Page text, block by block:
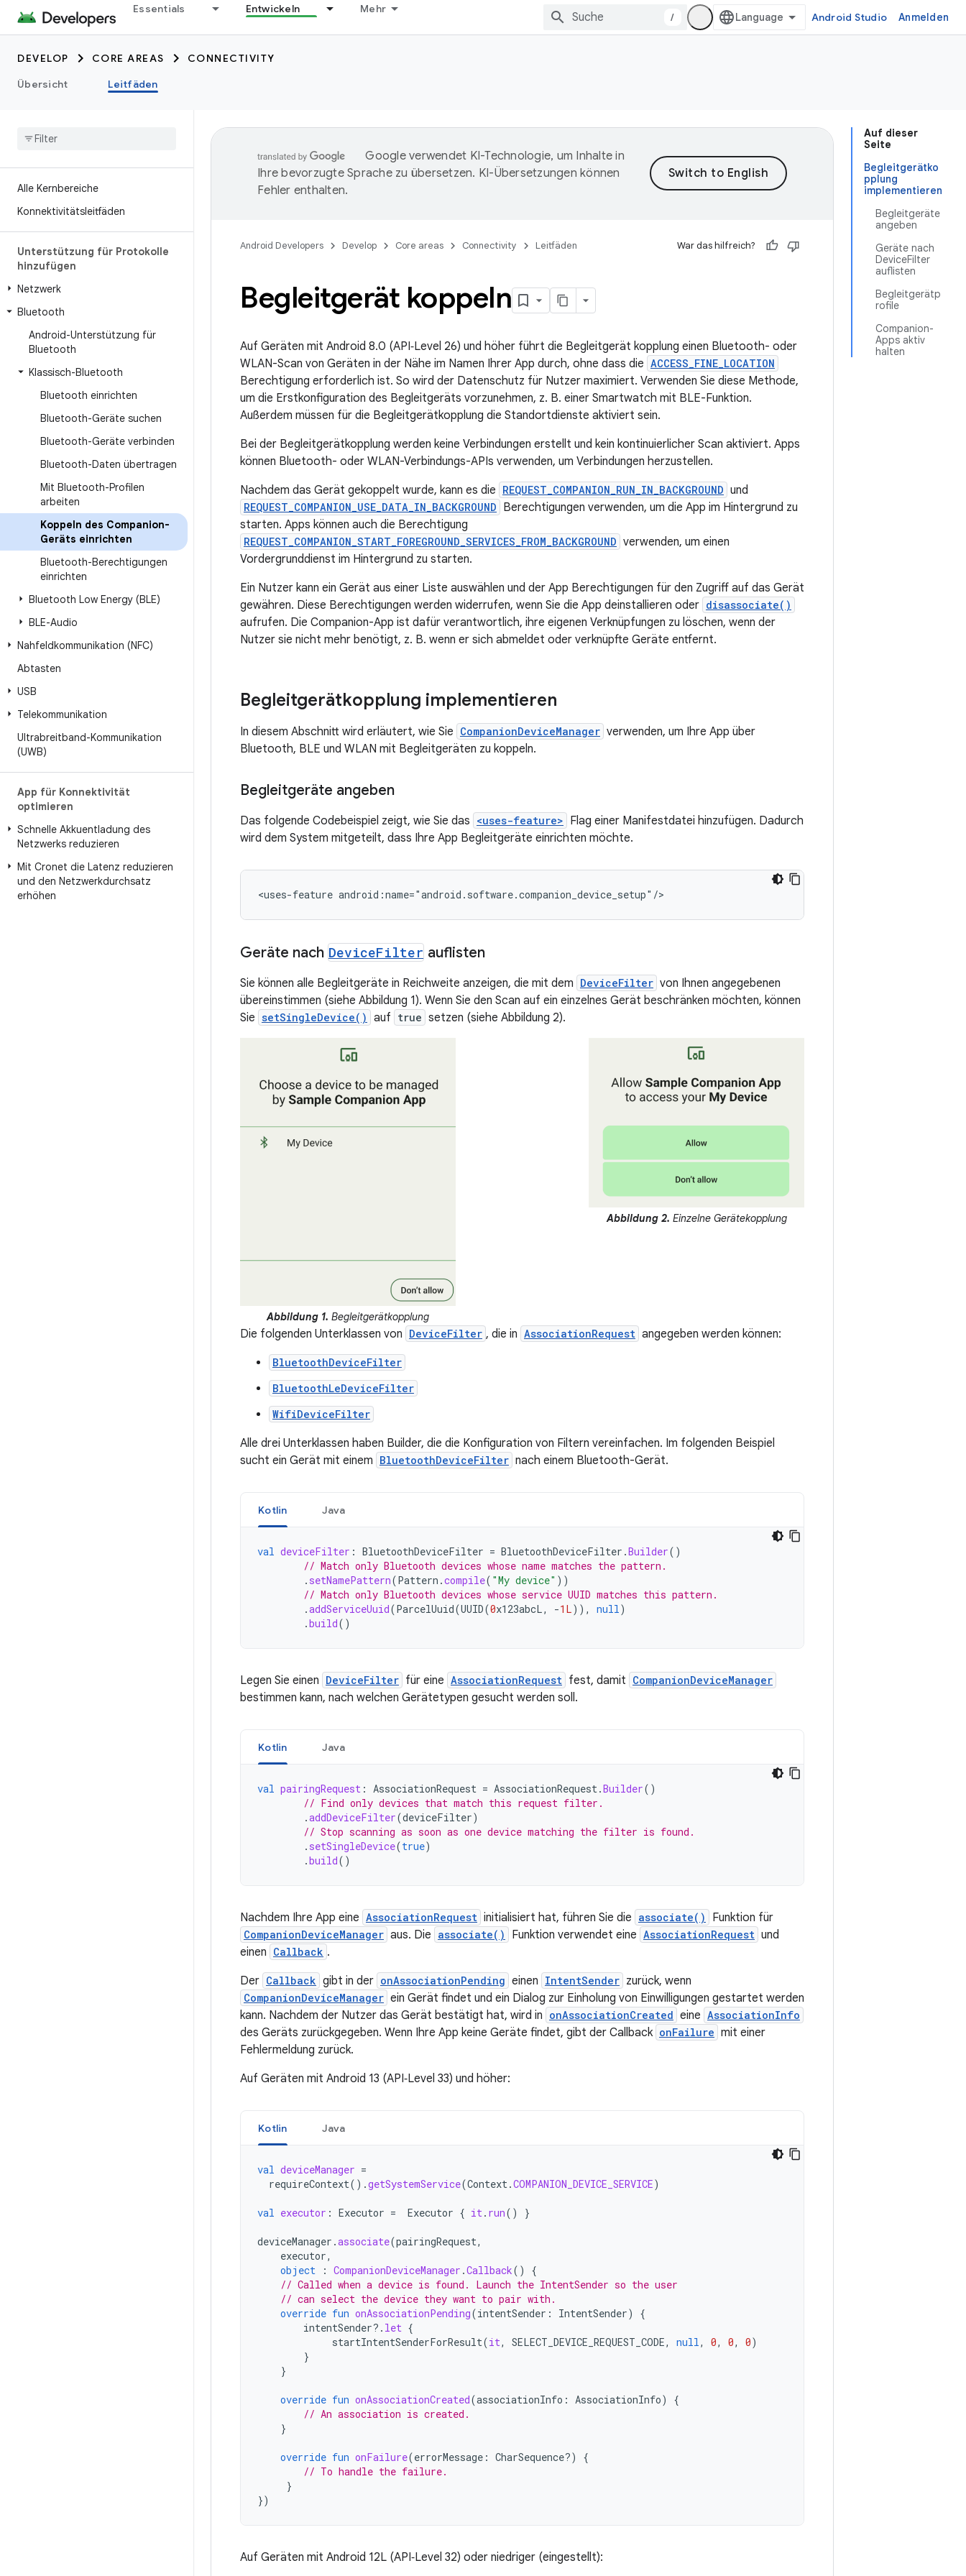
Essentials Entwickeln Mehr
/ Android Studio Anmelden
DEVELOP CORE AREAS
CONNECTIVITY
Übersicht
Leitfäden
Alle Kernbereiche
Konnektivitätsleitfäden
Unterstützung für Protokolle
hinzufügen
Netzwerk
Bluetooth
Android-Unterstützung für
Bluetooth
Klassisch-Bluetooth
Bluetooth einrichten
Bluetooth-Geräte suchen
Bluetooth-Geräte verbinden
Bluetooth-Daten übertragen
Mit Bluetooth-Profilen
arbeiten
Koppeln des Companion-
Geräts einrichten
Bluetooth-Berechtigungen
einrichten
Bluetooth Low Energy (BLE)
BLE-Audio
Nahfeldkommunikation (NFC)
Abtasten
USB
Telekommunikation
Ultrabreitband-Kommunikation
(UWB)
App für Konnektivität
optimieren
Schnelle Akkuentladung des
Netzwerks reduzieren
Mit Cronet die Latenz reduzieren
und den Netzwerkdurchsatz
erhöhen
Auf dieser
Seite
Begleitgerätko
pplung
implementieren
Begleitgeräte
angeben
Geräte nach
DeviceFilter
auflisten
Begleitgerätp
rofile
Companion-
Apps aktiv
halten
Google verwendet KI-Technologie, um Inhalte in
Ihre bevorzugte Sprache zu übersetzen. KI-Übersetzungen können
Fehler enthalten.
Android Developers Develop Core areas Connectivity Leitfäden War das hilfreich?
Begleitgerät koppeln
Auf Geräten mit Android 8.0 (API‑Level 26) und höher führt die Begleitgerät kopplung einen Bluetooth- oder
WLAN-Scan von Geräten in der Nähe im Namen Ihrer App durch, ohne dass die ACCESS_FINE_LOCATION
Berechtigung erforderlich ist. So wird der Datenschutz für Nutzer maximiert. Verwenden Sie diese Methode,
um die Erstkonfiguration des Begleitgeräts vorzunehmen, z. B. einer Smartwatch mit BLE-Funktion.
Außerdem müssen für die Begleitgerätkopplung die Standortdienste aktiviert sein.
Bei der Begleitgerätkopplung werden keine Verbindungen erstellt und kein kontinuierlicher Scan aktiviert. Apps
können Bluetooth- oder WLAN-Verbindungs-APIs verwenden, um Verbindungen herzustellen.
Nachdem das Gerät gekoppelt wurde, kann es die REQUEST_COMPANION_RUN_IN_BACKGROUND und
REQUEST_COMPANION_USE_DATA_IN_BACKGROUND Berechtigungen verwenden, um die App im Hintergrund zu
starten. Apps können auch die Berechtigung
REQUEST_COMPANION_START_FOREGROUND_SERVICES_FROM_BACKGROUND verwenden, um einen
Vordergrunddienst im Hintergrund zu starten.
Ein Nutzer kann ein Gerät aus einer Liste auswählen und der App Berechtigungen für den Zugriff auf das Gerät
gewähren. Diese Berechtigungen werden widerrufen, wenn Sie die App deinstallieren oder disassociate()
aufrufen. Die Companion-App ist dafür verantwortlich, ihre eigenen Verknüpfungen zu löschen, wenn der
Nutzer sie nicht mehr benötigt, z. B. wenn er sich abmeldet oder verknüpfte Geräte entfernt.
Begleitgerätkopplung implementieren
In diesem Abschnitt wird erläutert, wie Sie CompanionDeviceManager verwenden, um Ihre App über
Bluetooth, BLE und WLAN mit Begleitgeräten zu koppeln.
Begleitgeräte angeben
Das folgende Codebeispiel zeigt, wie Sie das <uses-feature> Flag einer Manifestdatei hinzufügen. Dadurch
wird dem System mitgeteilt, dass Ihre App Begleitgeräte einrichten möchte.
<uses-feature
Geräte nach DeviceFilter auflisten
Sie können alle Begleitgeräte in Reichweite anzeigen, die mit dem DeviceFilter von Ihnen angegebenen
übereinstimmen (siehe Abbildung 1). Wenn Sie den Scan auf ein einzelnes Gerät beschränken möchten, können
Sie setSingleDevice() auf true setzen (siehe Abbildung 2).
Abbildung 1. Begleitgerätkopplung
Abbildung 2. Einzelne Gerätekopplung
Die folgenden Unterklassen von DeviceFilter , die in AssociationRequest angegeben werden können:
BluetoothDeviceFilter
BluetoothLeDeviceFilter
WifiDeviceFilter
Alle drei Unterklassen haben Builder, die die Konfiguration von Filtern vereinfachen. Im folgenden Beispiel
sucht ein Gerät mit einem BluetoothDeviceFilter nach einem Bluetooth-Gerät.
Kotlin Java
val deviceFilter : BluetoothDeviceFilter = BluetoothDeviceFilter .Builder()
// Match only Bluetooth devices whose name matches the pattern.
. setNamePattern(Pattern .compile( "My device" ))
// Match only Bluetooth devices whose service UUID matches this pattern.
.addServiceUuid(ParcelUuid(UUID(0x123abcL, -1L)), null)
.build()
Legen Sie einen DeviceFilter für eine AssociationRequest fest, damit CompanionDeviceManager
bestimmen kann, nach welchen Gerätetypen gesucht werden soll.
Kotlin Java
val pairingRequest : AssociationRequest = AssociationRequest.Builder()
// Find only devices that match this request filter.
.addDeviceFilter(deviceFilter)
// Stop scanning as soon as one device matching the filter is found.
. setSingleDevice(true)
.build()
Nachdem Ihre App eine AssociationRequest initialisiert hat, führen Sie die associate() Funktion für
CompanionDeviceManager aus. Die associate() Funktion verwendet eine AssociationRequest und
einen Callback .
Der Callback gibt in der onAssociationPending einen IntentSender zurück, wenn
CompanionDeviceManager ein Gerät findet und ein Dialog zur Einholung von Einwilligungen gestartet werden
kann. Nachdem der Nutzer das Gerät bestätigt hat, wird in onAssociationCreated eine AssociationInfo
des Geräts zurückgegeben. Wenn Ihre App keine Geräte findet, gibt der Callback onFailure mit einer
Fehlermeldung zurück.
Auf Geräten mit Android 13 (API‑Level 33) und höher:
Kotlin Java
val deviceManager =
requireContext().getSystemService(Context.COMPANION_DEVICE_SERVICE)
val executor : Executor = Executor { it. run() }
deviceManager .associate(pairingRequest,
executor,
object
: CompanionDeviceManager .Callback()
{
// Called when a device is found. Launch the IntentSender so the user
// can select the device they want to pair with.
override fun onAssociationPending(intentSender : IntentSender)
{
intentSender?. let {
startIntentSenderForResult(it, SELECT_DEVICE_REQUEST_CODE, null, 0, 0, 0)
}
}
override fun onAssociationCreated(associationInfo : AssociationInfo)
{
// An association is created.
}
override fun onFailure(errorMessage : CharSequence?)
{
// To handle the failure.
}
})
Auf Geräten mit Android 12L (API‑Level 32) oder niedriger (eingestellt):